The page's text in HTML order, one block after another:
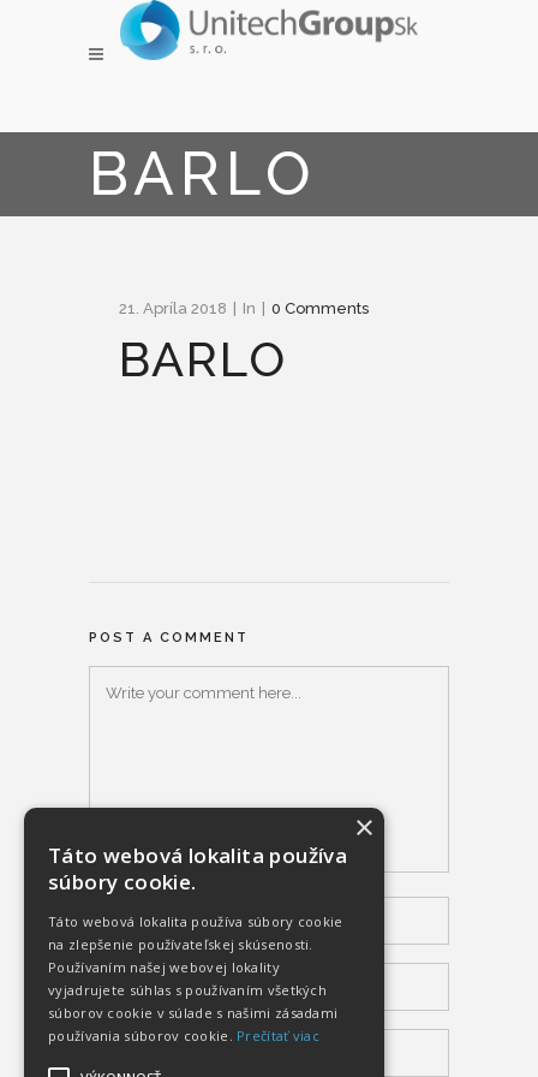
BARLO
21. Apríla 2018 In 0 Comments
BARLO
POST A COMMENT
×
Táto webová lokalita používa
súbory cookie.
Táto webová lokalita používa súbory cookie
na zlepšenie používateľskej skúsenosti.
Používaním našej webovej lokality
vyjadrujete súhlas s používaním všetkých
súborov cookie v súlade s našimi zásadami
používania súborov cookie. Prečítať viac